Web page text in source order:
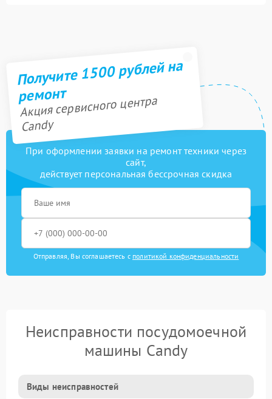
Получите 1500 рублей на
ремонт
Акция сервисного центра
Candy
При оформлении заявки на ремонт техники через
сайт,
действует персональная бессрочная скидка
Отправляя, Вы соглашаетесь с политикой конфиденциальности
Неисправности посудомоечной
машины Candy
Виды неисправностей